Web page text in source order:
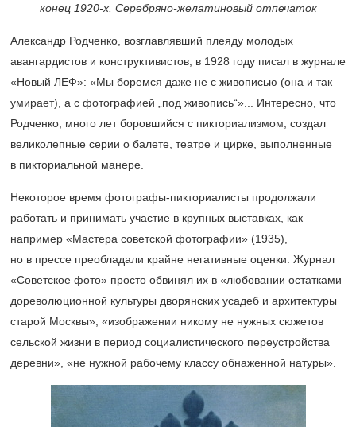
конец 1920-х. Серебряно-желатиновый отпечаток
Александр Родченко, возглавлявший плеяду молодых
авангардистов и конструктивистов, в 1928 году писал в журнале
«Новый ЛЕФ»: «Мы боремся даже не с живописью (она и так
умирает), а с фотографией „под живопись“»... Интересно, что
Родченко, много лет боровшийся с пикториализмом, создал
великолепные серии о балете, театре и цирке, выполненные
в пикториальной манере.
Некоторое время фотографы-пикториалисты продолжали
работать и принимать участие в крупных выставках, как
например «Мастера советской фотографии» (1935),
но в прессе преобладали крайне негативные оценки. Журнал
«Советское фото» просто обвинял их в «любовании остатками
дореволюционной культуры дворянских усадеб и архитектуры
старой Москвы», «изображении никому не нужных сюжетов
сельской жизни в период социалистического переустройства
деревни», «не нужной рабочему классу обнаженной натуры».